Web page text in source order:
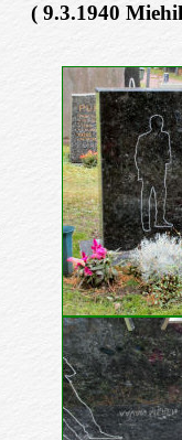
( 9.3.1940